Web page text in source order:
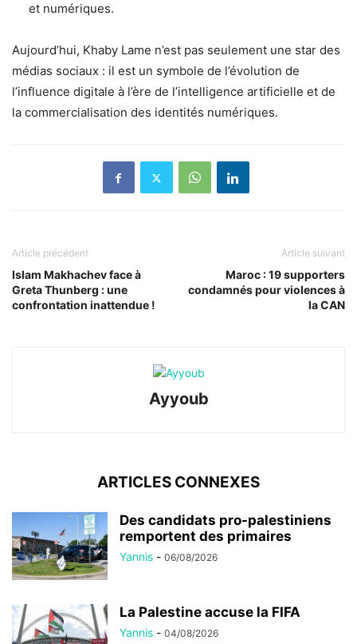
et numériques.
Aujourd’hui, Khaby Lame n’est pas seulement une star des
médias sociaux : il est un symbole de l’évolution de
l’influence digitale à l’ère de l’intelligence artificielle et de
la commercialisation des identités numériques.
Article précédent
Islam Makhachev face à
Greta Thunberg : une
confrontation inattendue !
Article suivant
Maroc : 19 supporters
condamnés pour violences à
la CAN
Ayyoub
ARTICLES CONNEXES
Des candidats pro-palestiniens
remportent des primaires
Yannis - 06/08/2026
La Palestine accuse la FIFA
Yannis - 04/08/2026